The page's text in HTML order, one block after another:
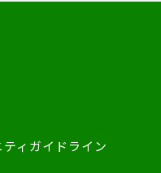
ィガイドライン